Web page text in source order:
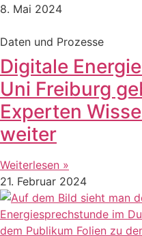
8. Mai 2024
Daten und Prozesse
Digitale
Uni Freiburg
Experten
weiter
Weiterlesen »
21. Februar 2024